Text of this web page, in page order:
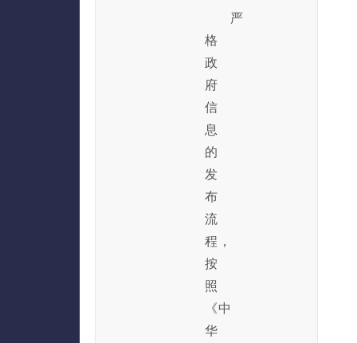
严
格
政
府
信
息
的
发
布
流
程，
按
照
《中
华